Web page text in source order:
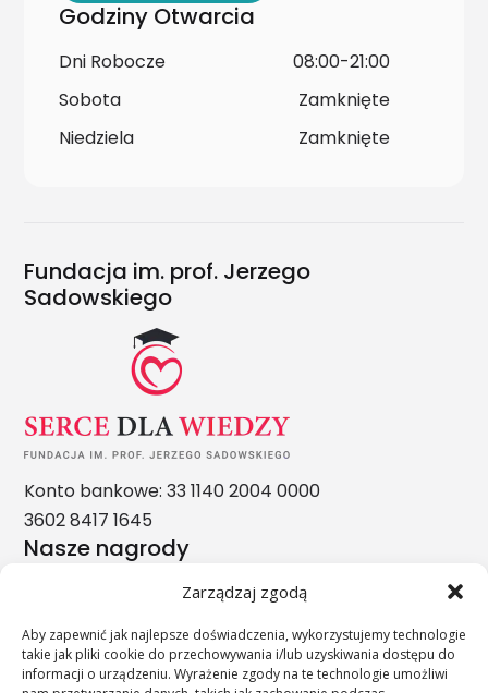
Zarządzaj zgodą
Aby zapewnić jak najlepsze doświadczenia, wykorzystujemy technologie
takie jak pliki cookie do przechowywania i/lub uzyskiwania dostępu do
informacji o urządzeniu. Wyrażenie zgody na te technologie umożliwi
Godziny Otwarcia
Dni Robocze
08:00-21:00
Sobota
Zamknięte
Niedziela
Zamknięte
Fundacja im. prof. Jerzego
Sadowskiego
Konto bankowe: 33 1140 2004 0000
3602 8417 1645
Nasze nagrody